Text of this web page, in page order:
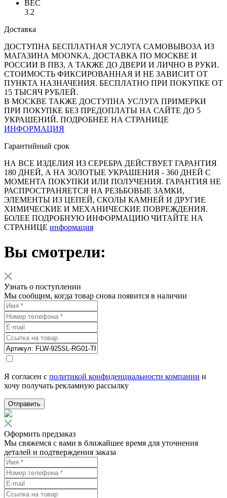
ВЕС
3.2
Доставка
ДОСТУПНА БЕСПЛАТНАЯ УСЛУГА САМОВЫВОЗА ИЗ
МАГАЗИНА MOONKA, ДОСТАВКА ПО МОСКВЕ И
РОССИИ В ПВЗ, А ТАКЖЕ ДО ДВЕРИ И ЛИЧНО В РУКИ.
СТОИМОСТЬ ФИКСИРОВАННАЯ И НЕ ЗАВИСИТ ОТ
ПУНКТА НАЗНАЧЕНИЯ. БЕСПЛАТНО ПРИ ПОКУПКЕ ОТ
15 ТЫСЯЧ РУБЛЕЙ.
В МОСКВЕ ТАКЖЕ ДОСТУПНА УСЛУГА ПРИМЕРКИ
ПРИ ПОКУПКЕ БЕЗ ПРЕДОПЛАТЫ НА САЙТЕ ДО 5
УКРАШЕНИЙ. ПОДРОБНЕЕ НА СТРАНИЦЕ
ИНФОРМАЦИЯ
Гарантийный срок
НА ВСЕ ИЗДЕЛИЯ ИЗ СЕРЕБРА ДЕЙСТВУЕТ ГАРАНТИЯ
180 ДНЕЙ, А НА ЗОЛОТЫЕ УКРАШЕНИЯ - 360 ДНЕЙ С
МОМЕНТА ПОКУПКИ ИЛИ ПОЛУЧЕНИЯ. ГАРАНТИЯ НЕ
РАСПРОСТРАНЯЕТСЯ НА РЕЗЬБОВЫЕ ЗАМКИ,
ЭЛЕМЕНТЫ ИЗ ЦЕПЕЙ, СКОЛЫ КАМНЕЙ И ДРУГИЕ
ХИМИЧЕСКИЕ И МЕХАНИЧЕСКИЕ ПОВРЕЖДЕНИЯ.
БОЛЕЕ ПОДРОБНУЮ ИНФОРМАЦИЮ ЧИТАЙТЕ НА
СТРАНИЦЕ информация
Вы смотрели:
Узнать о поступлении
Мы сообщим, когда товар снова появится в наличии
Я согласен с политикой конфиденциальности компании и
хочу получать рекламную рассылку
Отправить
Оформить предзаказ
Мы свяжемся с вами в ближайшее время для уточнения
деталей и подтверждения заказа